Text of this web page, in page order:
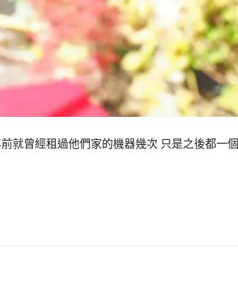
就曾經租過他們家的機器幾次 只是之後都一個